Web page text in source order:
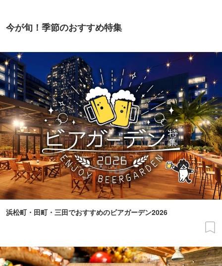
今が旬！季節のおすすめ特集
浜松町・田町・三田でおすすめのビアガーデン2026